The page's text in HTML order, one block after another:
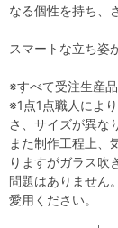
なる個性を持ち、
スマートな立ち姿
※すべて受注生産品
※1点1点職人によ
さ、サイズが異な
また制作工程上、
りますがガラス吹
問題はありません
愛用ください。